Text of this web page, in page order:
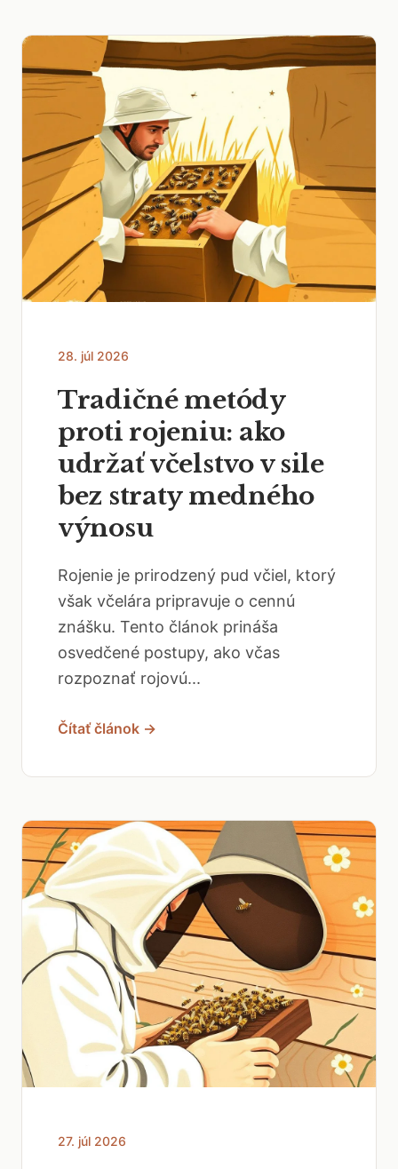
28. júl 2026
Tradičné metódy
proti rojeniu: ako
udržať včelstvo v sile
bez straty medného
výnosu
Rojenie je prirodzený pud včiel, ktorý
však včelára pripravuje o cennú
znášku. Tento článok prináša
osvedčené postupy, ako včas
rozpoznať rojovú...
Čítať článok →
27. júl 2026